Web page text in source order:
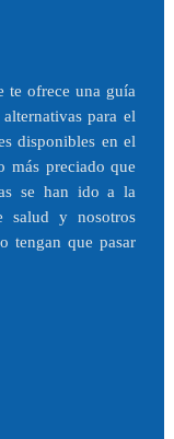
te ofrece una guía
para el
disponibles en el
más preciado que
se han ido a la
salud y nosotros
tengan que pasar